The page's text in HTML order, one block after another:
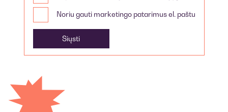
Noriu gauti marketingo patarimus el. paštu